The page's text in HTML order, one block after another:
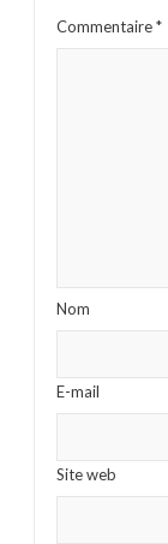
Commentaire*
Nom
E-mail
Site web